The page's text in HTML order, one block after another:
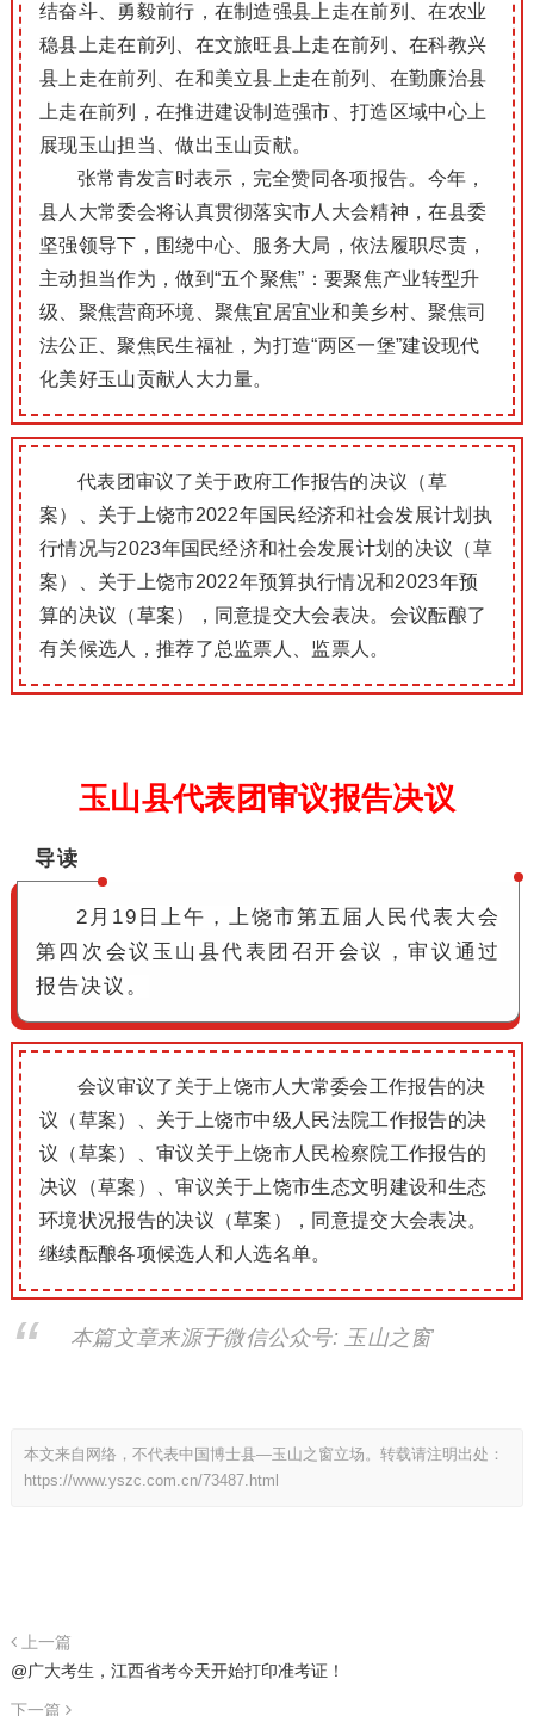
结奋斗、勇毅前行，在制造强县上走在前列、在农业
稳县上走在前列、在文旅旺县上走在前列、在科教兴
县上走在前列、在和美立县上走在前列、在勤廉治县
上走在前列，在推进建设制造强市、打造区域中心上
展现玉山担当、做出玉山贡献。
张常青发言时表示，完全赞同各项报告。今年，
县人大常委会将认真贯彻落实市人大会精神，在县委
坚强领导下，围绕中心、服务大局，依法履职尽责，
主动担当作为，做到“五个聚焦”：要聚焦产业转型升
级、聚焦营商环境、聚焦宜居宜业和美乡村、聚焦司
法公正、聚焦民生福祉，为打造“两区一堡”建设现代
化美好玉山贡献人大力量。
代表团审议了关于政府工作报告的决议（草
案）、关于上饶市2022年国民经济和社会发展计划执
行情况与2023年国民经济和社会发展计划的决议（草
案）、关于上饶市2022年预算执行情况和2023年预
算的决议（草案），同意提交大会表决。 会议酝酿了
有关候选人，推荐了总监票人、监票人。
玉山县代表团审议报告决议
导读
2月19日上午，上饶市第五届人民代表大会
第四次会议玉山县代表团召开会议，审议通过
报告决议。
会议审议了关于上饶市人大常委会工作报告的决
议（草案）、关于上饶市中级人民法院工作报告的决
议（草案）、审议关于上饶市人民检察院工作报告的
决议（草案）、审议关于上饶市生态文明建设和生态
环境状况报告的决议（草案），同意提交大会表决。
继续酝酿各项候选人和人选名单。
本篇文章来源于微信公众号: 玉山之窗
本文来自网络，不代表中国博士县—玉山之窗立场。转载请注明出处：
https://www.yszc.com.cn/73487.html
上一篇
@广大考生，江西省考今天开始打印准考证！
下一篇